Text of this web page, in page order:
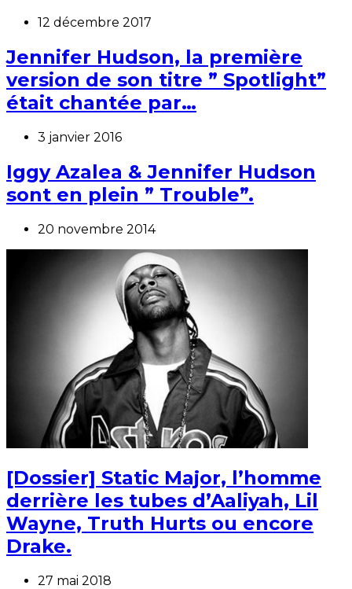
12 décembre 2017
Jennifer Hudson, la première
version de son titre ” Spotlight”
était chantée par…
3 janvier 2016
Iggy Azalea & Jennifer Hudson
sont en plein ” Trouble”.
20 novembre 2014
[Dossier] Static Major, l’homme
derrière les tubes d’Aaliyah, Lil
Wayne, Truth Hurts ou encore
Drake.
27 mai 2018